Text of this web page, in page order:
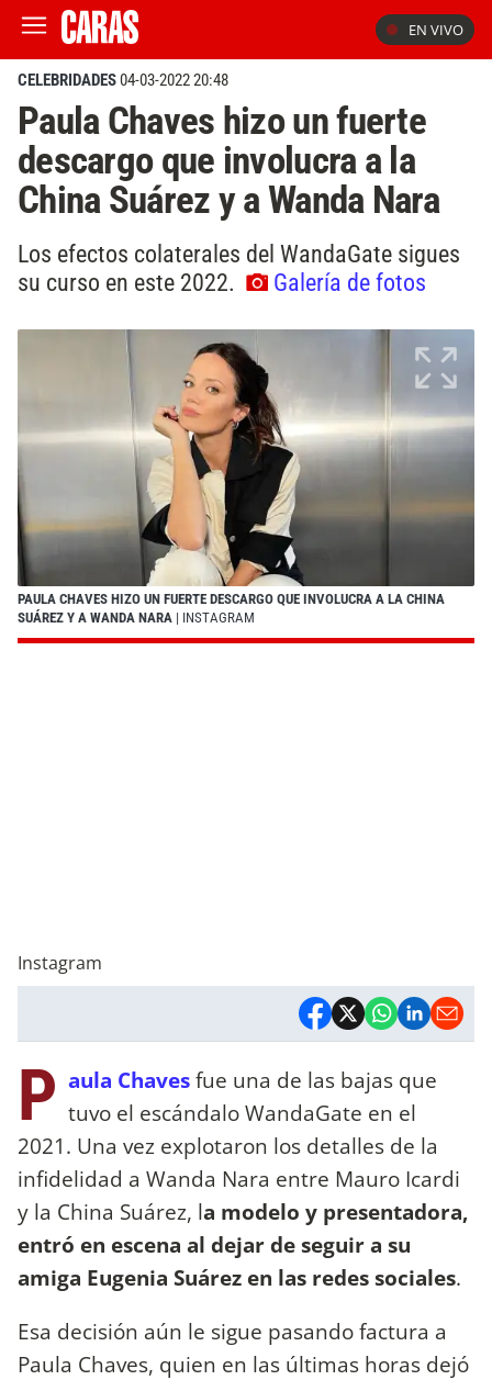
EN VIVO
CELEBRIDADES04-03-2022 20:48
Paula Chaves hizo un fuerte
descargo que involucra a la
China Suárez y a Wanda Nara
Los efectos colaterales del WandaGate sigues
su curso en este 2022.
Galería de fotos
PAULA CHAVES HIZO UN FUERTE DESCARGO QUE INVOLUCRA A LA CHINA
SUÁREZ Y A WANDA NARA | INSTAGRAM
Instagram
P aula Chavesfue una de las bajas que
tuvo el escándalo WandaGate en el
2021. Una vez explotaron los detalles de la
infidelidad a Wanda Nara entre Mauro Icardi
y la China Suárez, la modelo y presentadora,
entró en escena al dejar de seguir a su
amiga Eugenia Suárez en las redes sociales.
Esa decisión aún le sigue pasando factura a
Paula Chaves, quien en las últimas horas dejó